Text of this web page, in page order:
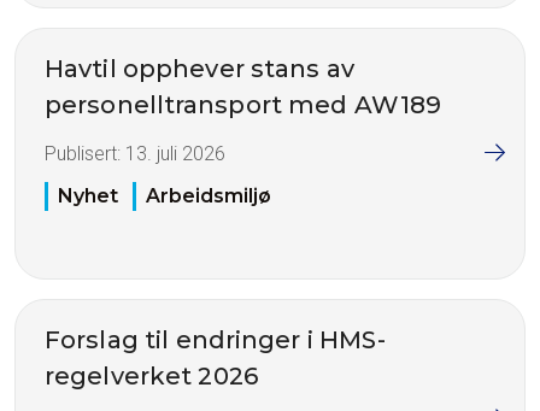
Havtil opphever stans av
personelltransport med AW189
Publisert: 13. juli 2026
Nyhet
Arbeidsmiljø
Forslag til endringer i HMS-
regelverket 2026